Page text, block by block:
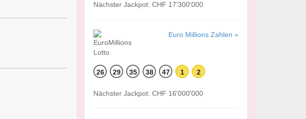
Nächster Jackpot: CHF 17'300'000
Euro Millions Zahlen »
26 29 35 38 47 1 2
Nächster Jackpot: CHF 16'000'000